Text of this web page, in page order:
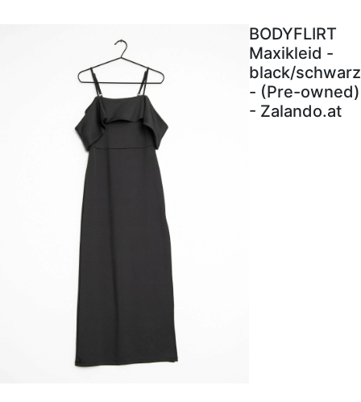
BODYFLIRT
Maxikleid -
black/schwarz
- (Pre-owned)
- Zalando.at